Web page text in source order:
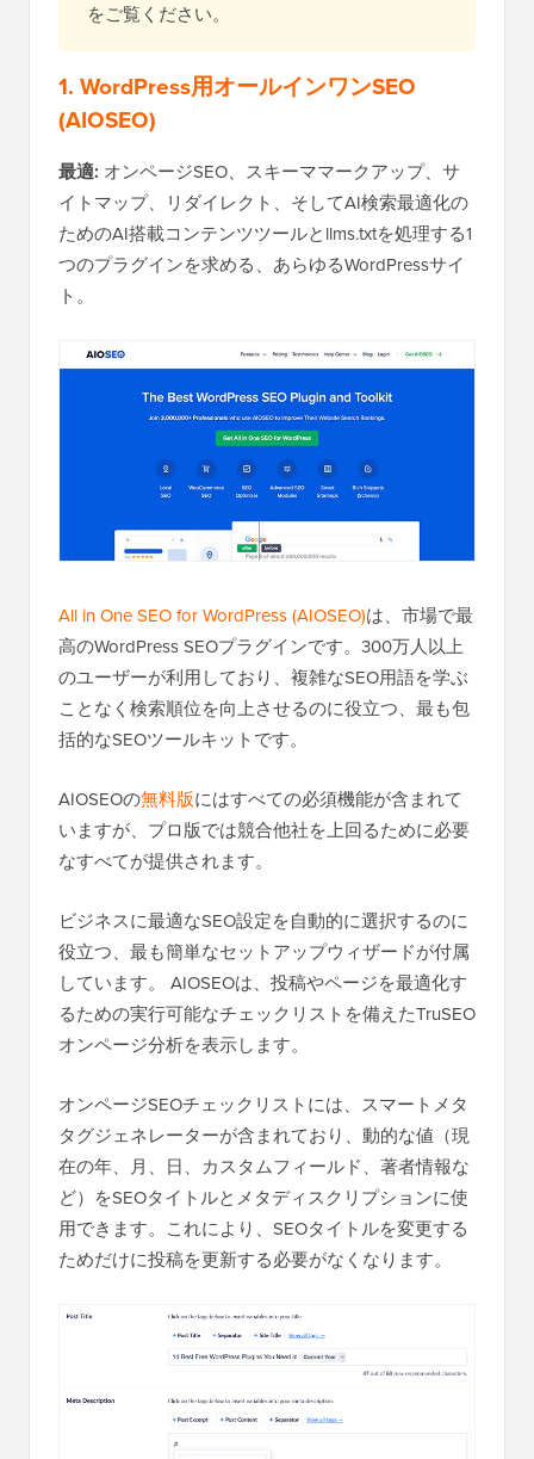
をご覧ください。
1. WordPress用オールインワンSEO
(AIOSEO)
最適: オンページSEO、スキーママークアップ、サ
イトマップ、リダイレクト、そしてAI検索最適化の
ためのAI搭載コンテンツツールとllms.txtを処理する1
つのプラグインを求める、あらゆるWordPressサイ
ト。
All in One SEO for WordPress (AIOSEO)は、市場で最
高のWordPress SEOプラグインです。300万人以上
のユーザーが利用しており、複雑なSEO用語を学ぶ
ことなく検索順位を向上させるのに役立つ、最も包
括的なSEOツールキットです。
AIOSEOの無料版にはすべての必須機能が含まれて
いますが、プロ版では競合他社を上回るために必要
なすべてが提供されます。
ビジネスに最適なSEO設定を自動的に選択するのに
役立つ、最も簡単なセットアップウィザードが付属
しています。 AIOSEOは、投稿やページを最適化す
るための実行可能なチェックリストを備えたTruSEO
オンページ分析を表示します。
オンページSEOチェックリストには、スマートメタ
タグジェネレーターが含まれており、動的な値（現
在の年、月、日、カスタムフィールド、著者情報な
ど）をSEOタイトルとメタディスクリプションに使
用できます。これにより、SEOタイトルを変更する
ためだけに投稿を更新する必要がなくなります。